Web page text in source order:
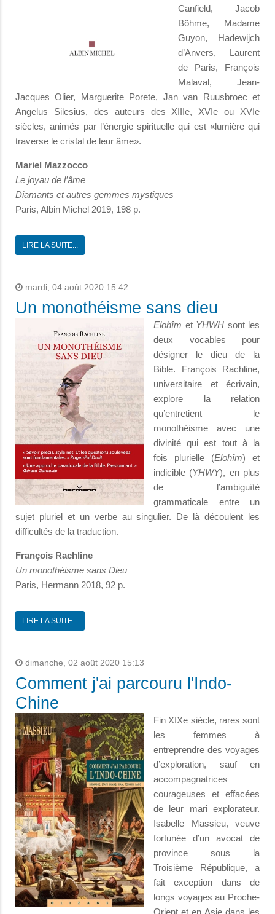
Canfield, Jacob
Böhme, Madame
Guyon, Hadewijch
d’Anvers, Laurent
de Paris, François
Malaval, Jean-
Jacques Olier, Marguerite Porete, Jan van Ruusbroec et
Angelus Silesius, des auteurs des XIIIe, XVIe ou XVIe
siècles, animés par l’énergie spirituelle qui est «lumière qui
traverse le cristal de leur âme».
Mariel Mazzocco
Le joyau de l’âme
Diamants et autres gemmes mystiques
Paris, Albin Michel 2019, 198 p.
LIRE LA SUITE...
mardi, 04 août 2020 15:42
Un monothéisme sans dieu
Elohîm et YHWH sont les
deux vocables pour
désigner le dieu de la
Bible. François Rachline,
universitaire et écrivain,
explore la relation
qu’entretient le
monothéisme avec une
divinité qui est tout à la
fois plurielle (Elohîm) et
indicible (YHWY), en plus
de l’ambiguïté
grammaticale entre un
sujet pluriel et un verbe au singulier. De là découlent les
difficultés de la traduction.
François Rachline
Un monothéisme sans Dieu
Paris, Hermann 2018, 92 p.
LIRE LA SUITE...
dimanche, 02 août 2020 15:13
Comment j'ai parcouru l'Indo-
Chine
Fin XIXe siècle, rares sont
les femmes à
entreprendre des voyages
d’exploration, sauf en
accompagnatrices
courageuses et effacées
de leur mari explorateur.
Isabelle Massieu, veuve
fortunée d’un avocat de
province sous la
Troisième République, a
fait exception dans de
longs voyages au Proche-